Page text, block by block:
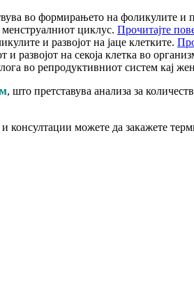
во формирањето на фоликулите и
циклус. Прочитајте
и развојот на јаце клетките.
и развојот на секоја клетка во
во репродуктивниот систем кај
, што претставува анализа за
консултации можете да закажете